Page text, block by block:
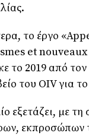
το έργο
et nouveaux
το 2019 από
του OIV για
εξετάζει, με
εκπροσώπων